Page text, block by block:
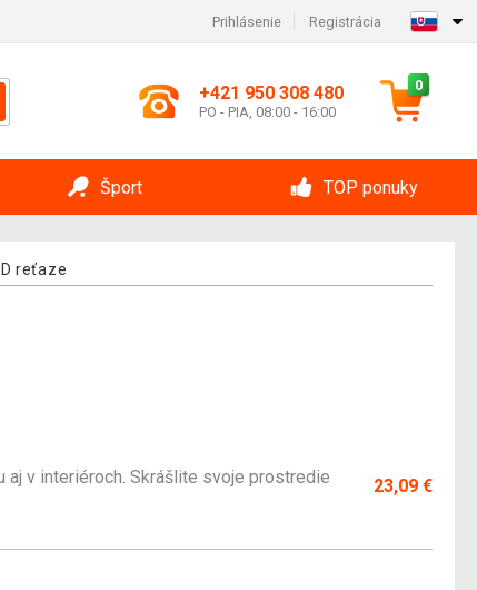
Prihlásenie Registrácia
+421 950 308 480
PO - PIA, 08:00 - 16:00
0
Šport TOP ponuky
reťaze
v interiéroch. Skrášlite svoje prostredie
23,09 €